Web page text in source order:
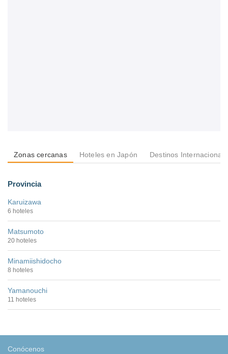
Zonas cercanas Hoteles en Japón Destinos
Provincia
Karuizawa
6 hoteles
Matsumoto
20 hoteles
Minamiishidocho
8 hoteles
Yamanouchi
11 hoteles
Conócenos